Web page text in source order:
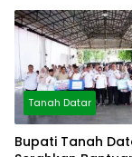
Tanah Datar
Bupati Tanah